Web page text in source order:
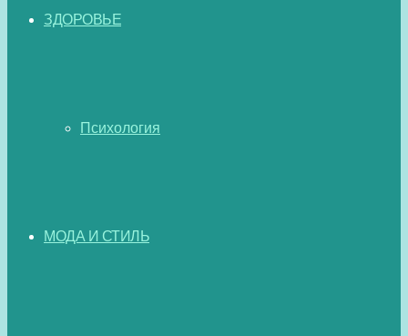
ЗДОРОВЬЕ
Психология
МОДА И СТИЛЬ